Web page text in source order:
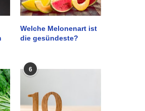
Welche Melonenart ist
die gesündeste?
6